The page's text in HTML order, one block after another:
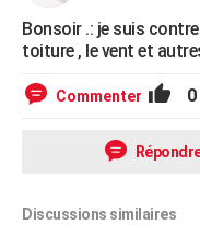
COPAINS D'AVANT
Bonsoir .: je suis
toiture , le vent et
Commenter 0
Discussions similaires